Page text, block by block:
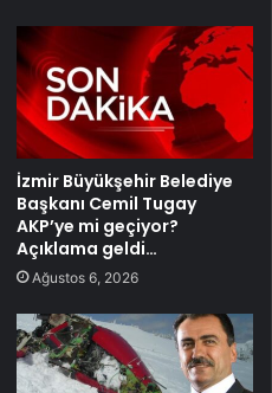
İzmir Büyükşehir Belediye
Başkanı Cemil Tugay
AKP’ye mi geçiyor?
Açıklama geldi…
Ağustos 6, 2026